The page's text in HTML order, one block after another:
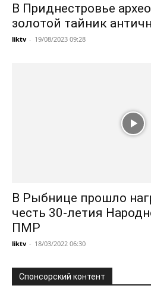
В Приднестровье
золотой тайник
liktv - 19/08/2023 09:28
В Рыбнице прошло
честь 30-летия
ПМР
liktv - 18/03/2022 06:30
Спонсорский контент